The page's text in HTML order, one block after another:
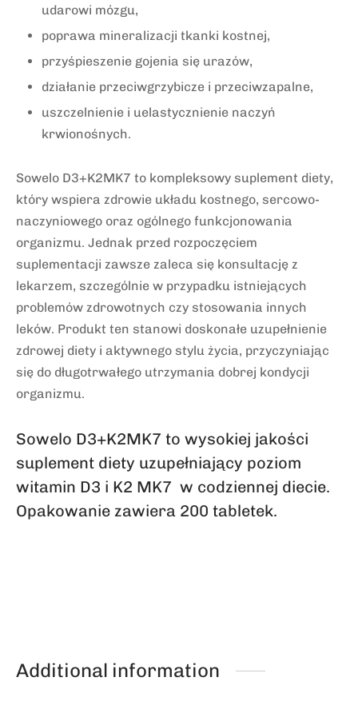
udarowi mózgu,
poprawa mineralizacji tkanki kostnej,
przyśpieszenie gojenia się urazów,
działanie przeciwgrzybicze i przeciwzapalne,
uszczelnienie i uelastycznienie naczyń
krwionośnych.
Sowelo D3+K2MK7 to kompleksowy suplement diety,
który wspiera zdrowie układu kostnego, sercowo-
naczyniowego oraz ogólnego funkcjonowania
organizmu. Jednak przed rozpoczęciem
suplementacji zawsze zaleca się konsultację z
lekarzem, szczególnie w przypadku istniejących
problemów zdrowotnych czy stosowania innych
leków. Produkt ten stanowi doskonałe uzupełnienie
zdrowej diety i aktywnego stylu życia, przyczyniając
się do długotrwałego utrzymania dobrej kondycji
organizmu.
Sowelo D3+K2MK7 to wysokiej jakości
suplement diety uzupełniający poziom
witamin D3 i K2 MK7 w codziennej diecie.
Opakowanie zawiera 200 tabletek.
Additional information